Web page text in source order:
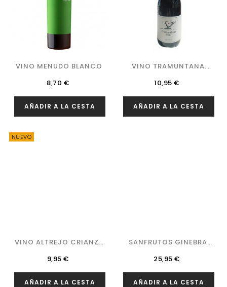
VINO MENUDO BLANCO
Precio
8,70 €
AÑADIR A LA CESTA
VINO TRAMUNTANA
SOUL
Precio
10,95 €
AÑADIR A LA CESTA
NUEVO
VINO ALTREJO CRIANZA
2019
Precio
9,95 €
AÑADIR A LA CESTA
SANFRUTOS GINEBRA
DRY&HOP GIN
Precio
25,95 €
AÑADIR A LA CESTA